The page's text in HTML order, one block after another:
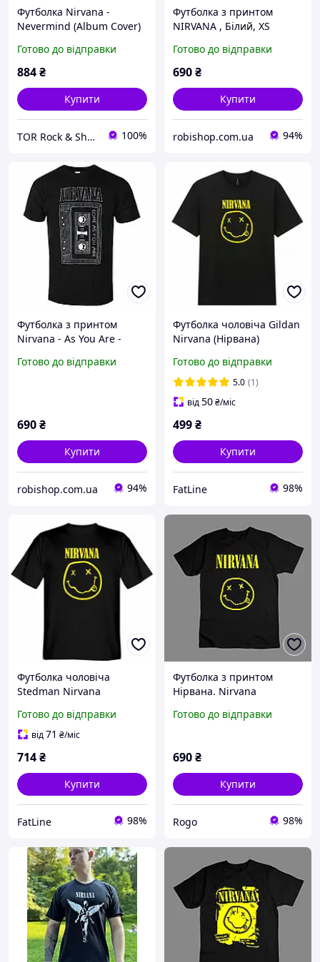
Футболка Nirvana -
Nevermind (Album Cover)
Готово до відправки
884₴
Купити
TOR Rock & Shop 100%
Футболка з принтом
NIRVANA , Білий, XS
Готово до відправки
690₴
Купити
robishop.com.ua 94%
Футболка з принтом
Nirvana - As You Are -
Готово до відправки
690₴
Купити
robishop.com.ua 94%
Футболка чоловіча Gildan
Nirvana (Нірвана)
Готово до відправки
5.0 (1)
від50₴/міс
499₴
Купити
FatLine 98%
Футболка чоловіча
Stedman Nirvana
Готово до відправки
від71 ₴/міс
714₴
Купити
FatLine 98%
Футболка з принтом
Нірвана. Nirvana
Готово до відправки
690₴
Купити
Rogo 98%